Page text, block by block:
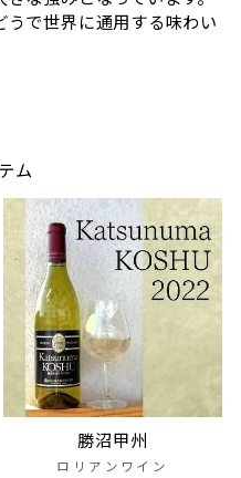
で世界に通用する味わい
ム
勝沼甲州
ロリアンワイン